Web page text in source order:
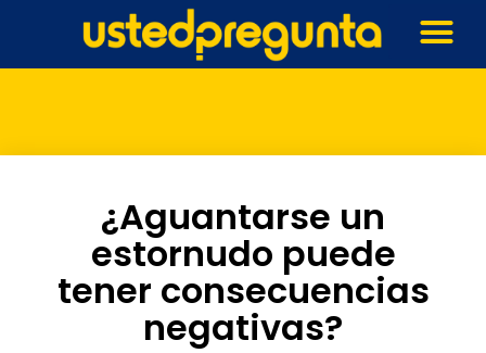
¿Aguantarse un
estornudo puede
tener consecuencias
negativas?